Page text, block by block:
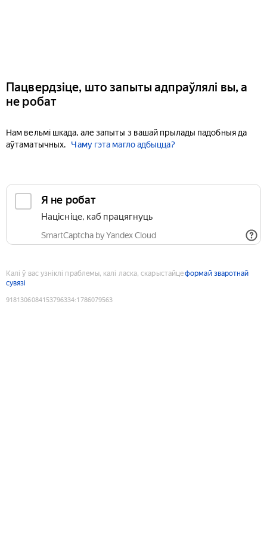
Пацвердзіце, што запыты адпраўлялі вы, а
не робат
Нам вельмі шкада, але запыты з вашай прылады падобныя да
аўтаматычных.
Чаму гэта магло адбыцца?
Я не робат
Націсніце, каб працягнуць
SmartCaptcha by Yandex Cloud
Калі ў вас узніклі праблемы, калі ласка, скарыстайцеформай зваротнай
сувязі
9181306084153796334:1786079563